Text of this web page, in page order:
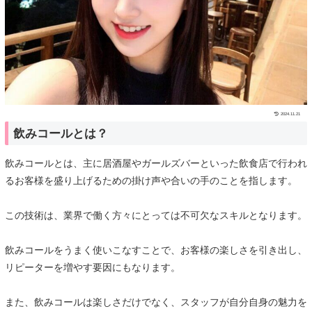
2024.11.21
飲みコールとは？
飲みコールとは、主に居酒屋やガールズバーといった飲食店で行われ
るお客様を盛り上げるための掛け声や合いの手のことを指します。
この技術は、業界で働く方々にとっては不可欠なスキルとなります。
飲みコールをうまく使いこなすことで、お客様の楽しさを引き出し、
リピーターを増やす要因にもなります。
また、飲みコールは楽しさだけでなく、スタッフが自分自身の魅力を